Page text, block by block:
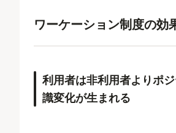
ワーケーション制度の効
利用者は非利用者よりポ
識変化が生まれる